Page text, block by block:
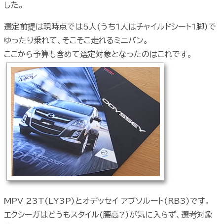
した。
選定前提は現時点では5人(うち1人はチャイルドシート1脚)で
ゆったり乗れて、そこそこ走れるミニバン。
ここから予算も含めて選定対象となったのはこれです。
MPV 23T(LY3P)とオデッセイ アブソルート(RB3)です。
エクシーガはどうもスタイル(腰高?)が気に入らず、選考対象